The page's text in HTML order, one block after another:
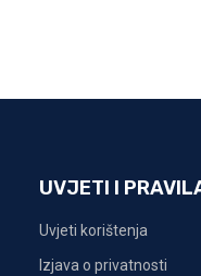
UVJETI I
Uvjeti korištenja
Izjava o privatnosti